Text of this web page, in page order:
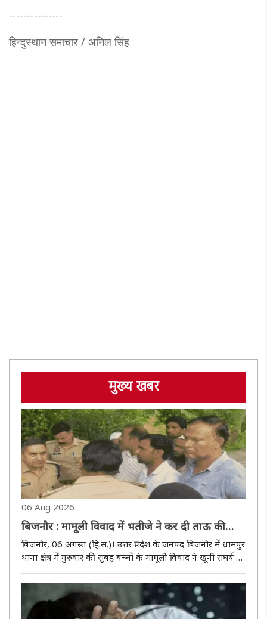
---------------
हिन्दुस्थान समाचार / अनिल सिंह
मुख्य खबर
06 Aug 2026
बिजनौर : मामूली विवाद में भतीजे ने कर दी ताऊ की
हत्या, चचेरा भाई भी घायल
बिजनौर, 06 अगस्त (हि.स.)। उत्तर प्रदेश के जनपद बिजनौर में धामपुर
थाना क्षेत्र में गुरुवार की सुबह बच्चों के मामूली विवाद ने खूनी संघर्ष का
सगे ताऊ और चचेरे भाई पर चाकू से हमला कर दिया। हमले..